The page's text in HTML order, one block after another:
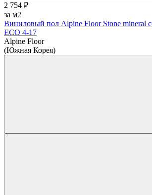
2 754 ₽
за м2
Виниловый пол Alpine Floor Stone mineral
ЕСО 4-17
Alpine Floor
(Южная Корея)